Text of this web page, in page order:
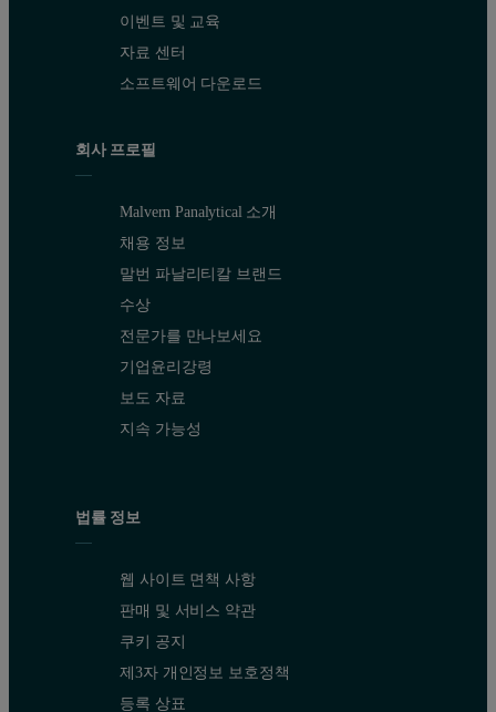
이벤트 및 교육
자료 센터
소프트웨어 다운로드
회사 프로필
Malvern Panalytical 소개
채용 정보
말번 파날리티칼 브랜드
수상
전문가를 만나보세요
기업윤리강령
보도 자료
지속 가능성
법률 정보
웹 사이트 면책 사항
판매 및 서비스 약관
쿠키 공지
제3자 개인정보 보호정책
등록 상표